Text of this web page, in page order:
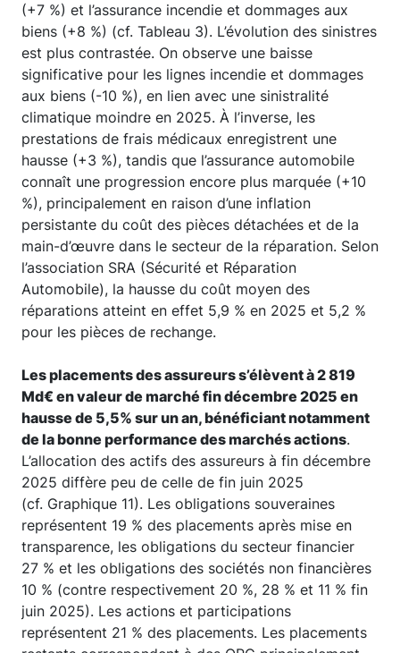
(+7 %) et l’assurance incendie et dommages aux
biens (+8 %) (cf. Tableau 3). L’évolution des sinistres
est plus contrastée. On observe une baisse
significative pour les lignes incendie et dommages
aux biens (-10 %), en lien avec une sinistralité
climatique moindre en 2025. À l’inverse, les
prestations de frais médicaux enregistrent une
hausse (+3 %), tandis que l’assurance automobile
connaît une progression encore plus marquée (+10
%), principalement en raison d’une inflation
persistante du coût des pièces détachées et de la
main-d’œuvre dans le secteur de la réparation. Selon
l’association SRA (Sécurité et Réparation
Automobile), la hausse du coût moyen des
réparations atteint en effet 5,9 % en 2025 et 5,2 %
pour les pièces de rechange.
Les placements des assureurs s’élèvent à 2 819
Md€ en valeur de marché fin décembre 2025 en
hausse de 5,5% sur un an, bénéficiant notamment
de la bonne performance des marchés actions.
L’allocation des actifs des assureurs à fin décembre
2025 diffère peu de celle de fin juin 2025
(cf. Graphique 11). Les obligations souveraines
représentent 19 % des placements après mise en
transparence, les obligations du secteur financier
27 % et les obligations des sociétés non financières
10 % (contre respectivement 20 %, 28 % et 11 % fin
juin 2025). Les actions et participations
représentent 21 % des placements. Les placements